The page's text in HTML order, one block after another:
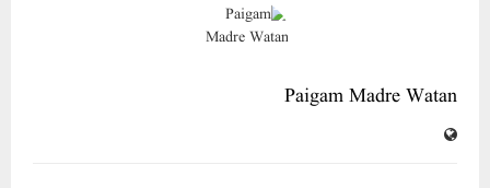
Paigam Madre Watan